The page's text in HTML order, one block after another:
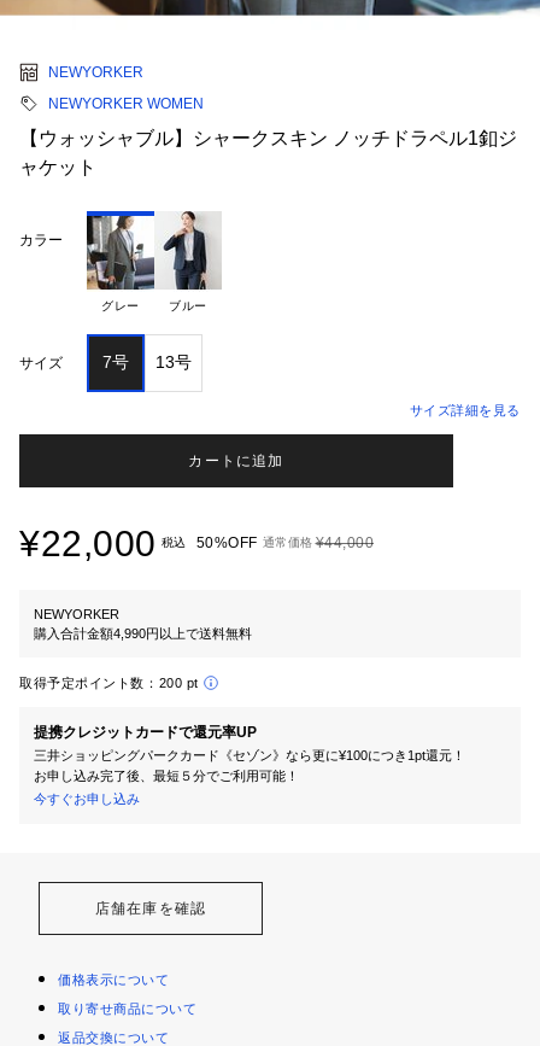
NEWYORKER
NEWYORKER WOMEN
【ウォッシャブル】シャークスキン ノッチドラペル1釦ジ
ャケット
カラー
グレー ブルー
サイズ 7号 13号
サイズ詳細を見る
カートに追加
¥22,000 税込 50%OFF 通常価格 ¥44,000
NEWYORKER
購入合計金額4,990円以上で送料無料
取得予定ポイント数： 200 pt
提携クレジットカードで還元率UP
三井ショッピングパークカード《セゾン》なら更に¥100につき1pt還元！
お申し込み完了後、最短５分でご利用可能！
今すぐお申し込み
店舗在庫を確認
価格表示について
取り寄せ商品について
返品交換について